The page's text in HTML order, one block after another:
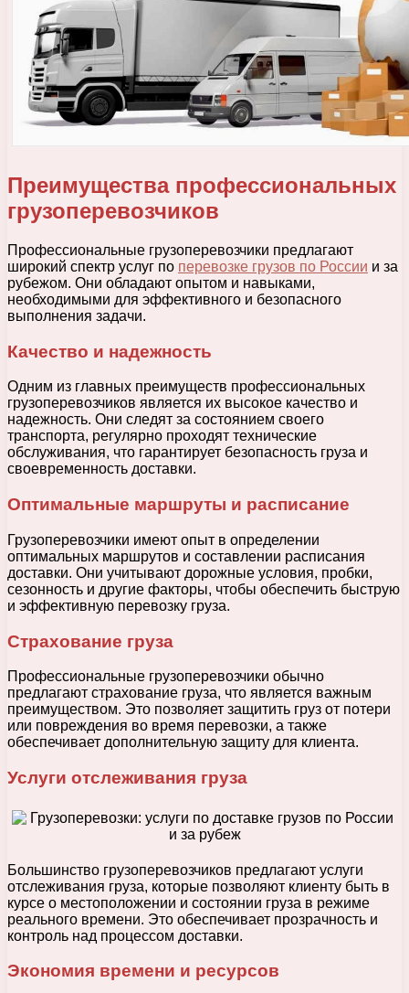
Преимущества профессиональных
грузоперевозчиков
Профессиональные грузоперевозчики предлагают
широкий спектр услуг по перевозке грузов по России и за
рубежом. Они обладают опытом и навыками,
необходимыми для эффективного и безопасного
выполнения задачи.
Качество и надежность
Одним из главных преимуществ профессиональных
грузоперевозчиков является их высокое качество и
надежность. Они следят за состоянием своего
транспорта, регулярно проходят технические
обслуживания, что гарантирует безопасность груза и
своевременность доставки.
Оптимальные маршруты и расписание
Грузоперевозчики имеют опыт в определении
оптимальных маршрутов и составлении расписания
доставки. Они учитывают дорожные условия, пробки,
сезонность и другие факторы, чтобы обеспечить быструю
и эффективную перевозку груза.
Страхование груза
Профессиональные грузоперевозчики обычно
предлагают страхование груза, что является важным
преимуществом. Это позволяет защитить груз от потери
или повреждения во время перевозки, а также
обеспечивает дополнительную защиту для клиента.
Услуги отслеживания груза
Большинство грузоперевозчиков предлагают услуги
отслеживания груза, которые позволяют клиенту быть в
курсе о местоположении и состоянии груза в режиме
реального времени. Это обеспечивает прозрачность и
контроль над процессом доставки.
Экономия времени и ресурсов